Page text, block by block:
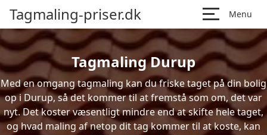
Tagmaling-priser.dk Menu
Tagmaling Durup
Med en omgang tagmaling kan du friske taget på din bolig
op i Durup, så det kommer til at fremstå som om, det var
nyt. Det koster væsentligt mindre end at skifte hele taget,
og hvad maling af netop dit tag kommer til at koste, kan